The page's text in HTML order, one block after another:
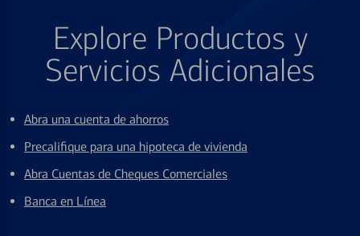
Explore Productos y
Servicios Adicionales
Abra una cuenta de ahorros
Precalifique para una hipoteca de vivienda
Abra Cuentas de Cheques Comerciales
Banca en Línea